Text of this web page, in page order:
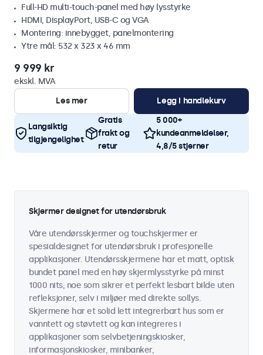
Full-HD multi-touch-panel med høy lysstyrke
HDMI, DisplayPort, USB-C og VGA
Montering: innebygget, panelmontering
Ytre mål: 532 x 323 x 46 mm
9 999 kr
ekskl. MVA
Les mer
Legg i handlekurv
Langsiktig
tilgjengelighet
Gratis
frakt og
retur
5 000+
kundeanmeldelser,
4,8/5 stjerner
Skjermer designet for utendørsbruk
Våre utendørsskjermer og touchskjermer er
spesialdesignet for utendørsbruk i profesjonelle
applikasjoner. Utendørsskjermene har et matt, optisk
bundet panel med en høy skjermlysstyrke på minst
1000 nits, noe som sikrer et perfekt lesbart bilde uten
refleksjoner, selv i miljøer med direkte sollys.
Skjermene har et solid lett integrerbart hus som er
vanntett og støvtett og kan integreres i
applikasjoner som selvbetjeningskiosker,
informasjonskiosker, minibanker,